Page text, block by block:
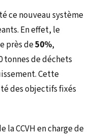
ce nouveau système
En effet, le
près de50%,
tonnes de déchets
Cette
des objectifs fixés
CCVH en charge de